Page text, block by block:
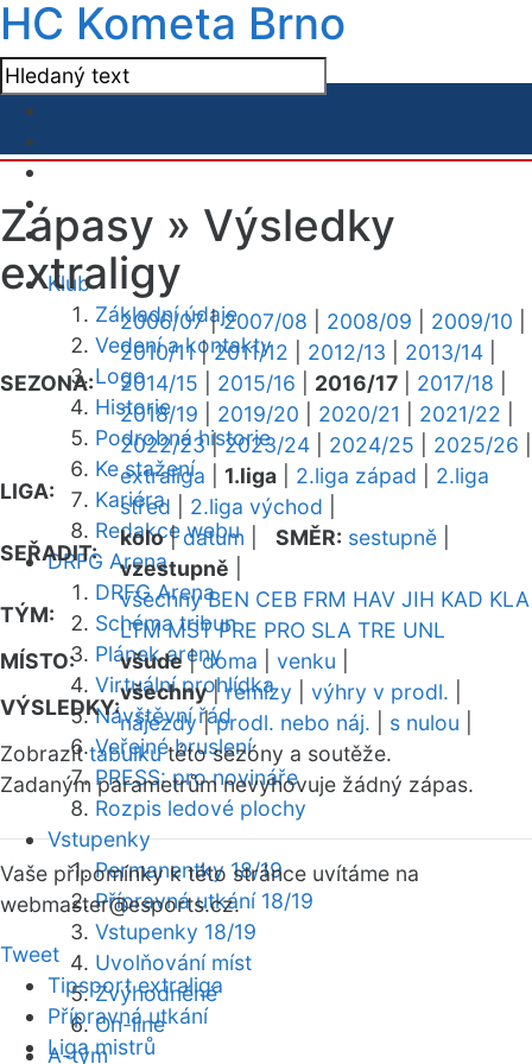
HC Kometa Brno
Klub
Základní údaje
Vedení a kontakty
Logo
Historie
Podrobná historie
Ke stažení
Kariéra
Redakce webu
DRFG Arena
DRFG Arena
Schéma tribun
Plánek areny
Virtuální prohlídka
Návštěvní řád
Veřejné bruslení
PRESS: pro novináře
Rozpis ledové plochy
Vstupenky
Permanentky 18/19
Přípravná utkání 18/19
Vstupenky 18/19
Uvolňování míst
Zvýhodněné
On-line
A-tým
Zápasy » Výsledky
extraligy
SEZONA:
2006/07|2007/08 2008/09 2009/10
2010/11|2011/12 2012/13 2013/14
2014/15
2015/16 2016/17 2017/18
2018/19
2019/20 2020/21 2021/22
2022/23|2023/24 2024/25 2025/26
LIGA:
extraliga 1.liga 2.liga západ
2.liga
střed
2.liga východ
SEŘADIT:
kolo|datum SMĚR: sestupně
vzestupně
TÝM:
všechny BEN CEB FRM HAV JIH KAD KLA
LTM MST PRE PRO SLA TRE UNL
MÍSTO:
všude|doma venku
VÝSLEDKY:
všechny|remízy výhry v prodl.
nájezdy|prodl. nebo náj. s nulou
Zobrazittabulkutéto sezóny a soutěže.
Zadaným parametrům nevyhovuje žádný zápas.
Vaše připomínky k této stránce uvítáme na
webmaster@esports.cz.
Tweet
Tipsport extraliga
Přípravná utkání
Liga mistrů